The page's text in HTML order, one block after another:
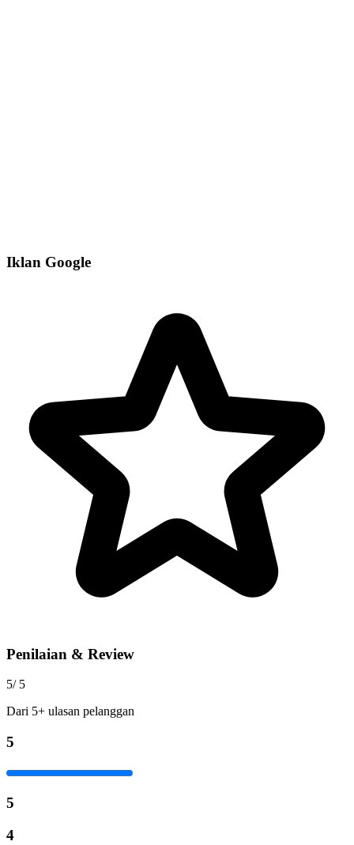
Iklan Google
Penilaian & Review
5/ 5
Dari 5+ ulasan pelanggan
5
5
4